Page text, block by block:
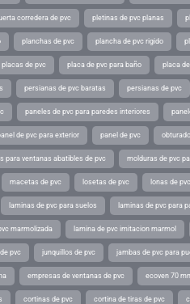
corredera de pvc pletinas de pvc planas
planchas de pvc plancha de pvc rigido
placas de pvc placa de pvc para baño placa
persianas de pvc baratas persianas de pvc
paneles de pvc para paredes interiores
de pvc para exterior panel de pvc
para ventanas abatibles de pvc molduras de pvc
macetas de pvc losetas de pvc lonas de
laminas de pvc para suelos laminas de pvc para
marmolizada lamina de pvc imitacion marmol
pvc junquillos de pvc jambas de pvc para
empresas de ventanas de pvc ecoven 70
cortinas de pvc cortina de tiras de pvc